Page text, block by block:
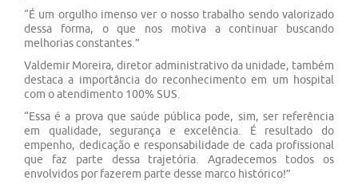
“É um orgulho imenso ver o nosso trabalho sendo valorizado
dessa forma, o que nos motiva a continuar buscando
melhorias constantes.”
Valdemir Moreira, diretor administrativo da unidade, também
destaca a importância do reconhecimento em um hospital
com o atendimento 100% SUS.
“Essa é a prova que saúde pública pode, sim, ser referência
em qualidade, segurança e excelência. É resultado do
empenho, dedicação e responsabilidade de cada profissional
que faz parte dessa trajetória. Agradecemos todos os
envolvidos por fazerem parte desse marco histórico!”